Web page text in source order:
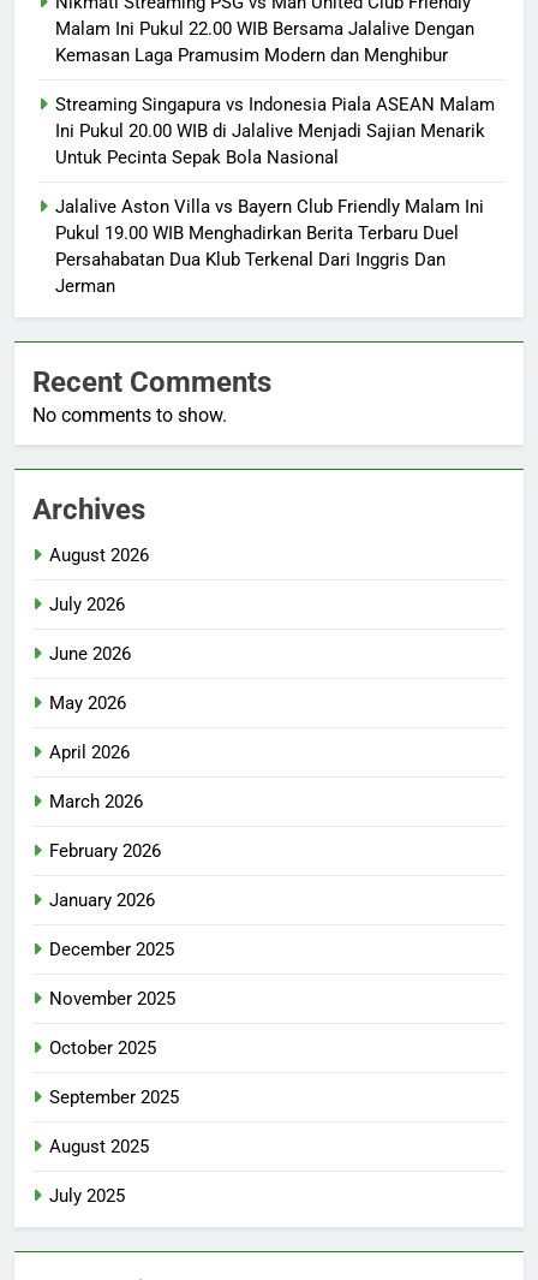
Malam Ini Pukul 22.00 WIB Bersama Jalalive Dengan
Kemasan Laga Pramusim Modern dan Menghibur
Streaming Singapura vs Indonesia Piala ASEAN Malam
Ini Pukul 20.00 WIB di Jalalive Menjadi Sajian Menarik
Untuk Pecinta Sepak Bola Nasional
Jalalive Aston Villa vs Bayern Club Friendly Malam Ini
Pukul 19.00 WIB Menghadirkan Berita Terbaru Duel
Persahabatan Dua Klub Terkenal Dari Inggris Dan
Jerman
Recent Comments
No comments to show.
Archives
August 2026
July 2026
June 2026
May 2026
April 2026
March 2026
February 2026
January 2026
December 2025
November 2025
October 2025
September 2025
August 2025
July 2025